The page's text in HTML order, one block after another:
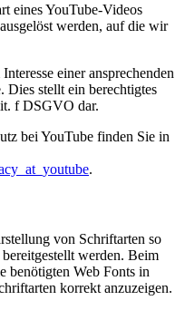
eines YouTube-Videos
werden, auf die wir
einer ansprechenden
Dies stellt ein berechtigtes
f DSGVO dar.
bei YouTube finden Sie in
.
von Schriftarten so
werden. Beim
benötigten Web Fonts in
korrekt anzuzeigen.